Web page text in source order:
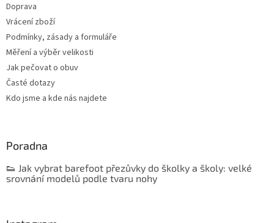
Doprava
Vrácení zboží
Podmínky, zásady a formuláře
Měření a výběr velikosti
Jak pečovat o obuv
Časté dotazy
Kdo jsme a kde nás najdete
Poradna
👟 Jak vybrat barefoot přezůvky do školky a školy: velké
srovnání modelů podle tvaru nohy